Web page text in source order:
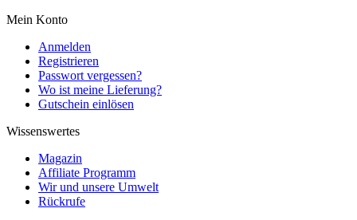
Mein Konto
Anmelden
Registrieren
Passwort vergessen?
Wo ist meine Lieferung?
Gutschein einlösen
Wissenswertes
Magazin
Affiliate Programm
Wir und unsere Umwelt
Rückrufe